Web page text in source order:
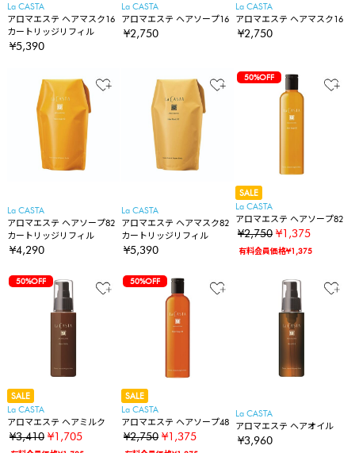
La CASTA
アロマエステ ヘアマスク16
カートリッジリフィル
¥5,390
La CASTA
アロマエステ ヘアソープ16
¥2,750
La CASTA
アロマエステ ヘアマスク16
¥2,750
La CASTA
アロマエステ ヘアソープ82
カートリッジリフィル
¥4,290
La CASTA
アロマエステ ヘアマスク82
カートリッジリフィル
¥5,390
50%OFF
SALE
La CASTA
アロマエステ ヘアソープ82
¥2,750 ¥1,375
有料会員価格¥1,375
50%OFF
SALE
La CASTA
アロマエステ ヘアミルク
¥3,410 ¥1,705
50%OFF
SALE
La CASTA
アロマエステ ヘアソープ48
¥2,750 ¥1,375
La CASTA
アロマエステ ヘアオイル
¥3,960